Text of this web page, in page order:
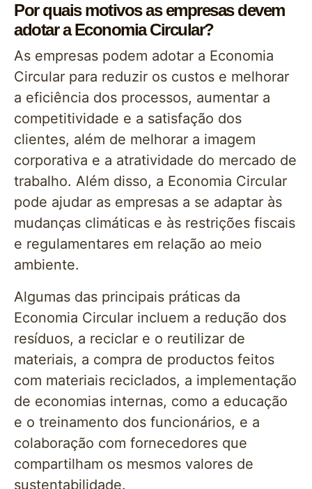
Por quais motivos as empresas devem
adotar a Economia Circular?
As empresas podem adotar a Economia
Circular para reduzir os custos e melhorar
a eficiência dos processos, aumentar a
competitividade e a satisfação dos
clientes, além de melhorar a imagem
corporativa e a atratividade do mercado de
trabalho. Além disso, a Economia Circular
pode ajudar as empresas a se adaptar às
mudanças climáticas e às restrições fiscais
e regulamentares em relação ao meio
ambiente.
Algumas das principais práticas da
Economia Circular incluem a redução dos
resíduos, a reciclar e o reutilizar de
materiais, a compra de productos feitos
com materiais reciclados, a implementação
de economias internas, como a educação
e o treinamento dos funcionários, e a
colaboração com fornecedores que
compartilham os mesmos valores de
sustentabilidade.